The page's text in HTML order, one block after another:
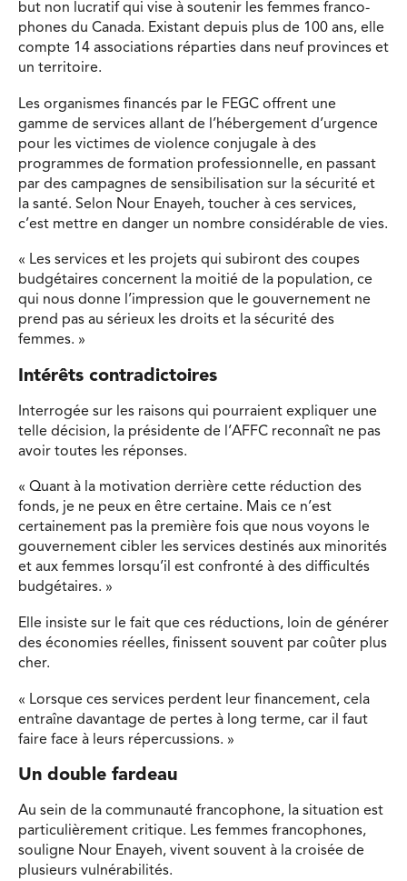
but non lucratif qui vise à soutenir les femmes franco-
phones du Canada. Existant depuis plus de 100 ans, elle
compte 14 associations réparties dans neuf provinces et
un territoire.
Les organismes financés par le FEGC offrent une
gamme de services allant de l’hébergement d’urgence
pour les victimes de violence conjugale à des
programmes de formation professionnelle, en passant
par des campagnes de sensibilisation sur la sécurité et
la santé. Selon Nour Enayeh, toucher à ces services,
c’est mettre en danger un nombre considérable de vies.
« Les services et les projets qui subiront des coupes
budgétaires concernent la moitié de la population, ce
qui nous donne l’impression que le gouvernement ne
prend pas au sérieux les droits et la sécurité des
femmes. »
Intérêts contradictoires
Interrogée sur les raisons qui pourraient expliquer une
telle décision, la présidente de l’AFFC reconnaît ne pas
avoir toutes les réponses.
« Quant à la motivation derrière cette réduction des
fonds, je ne peux en être certaine. Mais ce n’est
certainement pas la première fois que nous voyons le
gouvernement cibler les services destinés aux minorités
et aux femmes lorsqu’il est confronté à des difficultés
budgétaires. »
Elle insiste sur le fait que ces réductions, loin de générer
des économies réelles, finissent souvent par coûter plus
cher.
« Lorsque ces services perdent leur financement, cela
entraîne davantage de pertes à long terme, car il faut
faire face à leurs répercussions. »
Un double fardeau
Au sein de la communauté francophone, la situation est
particulièrement critique. Les femmes francophones,
souligne Nour Enayeh, vivent souvent à la croisée de
plusieurs vulnérabilités.